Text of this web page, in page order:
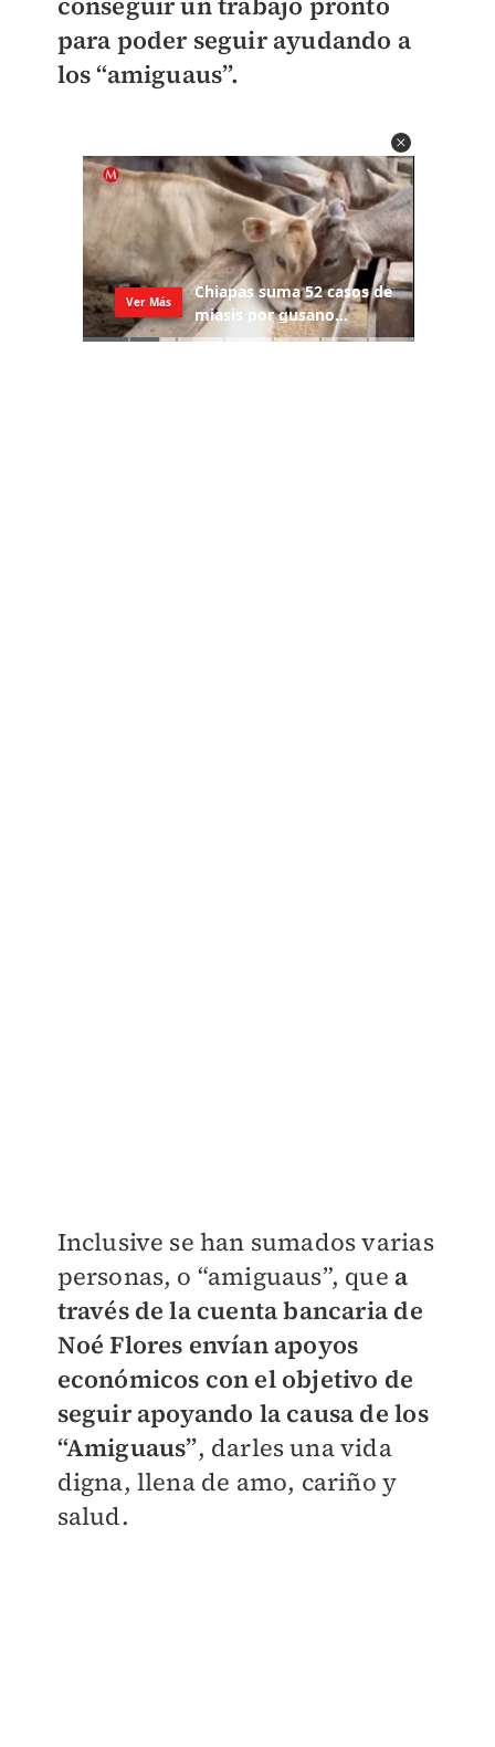
para poder seguir ayudando a
los “amiguaus”.
Inclusive se han sumados varias
personas, o “amiguaus”, que a
través de la cuenta bancaria de
Noé Flores envían apoyos
económicos con el objetivo de
seguir apoyando la causa de los
“Amiguaus”, darles una vida
digna, llena de amo, cariño y
salud.